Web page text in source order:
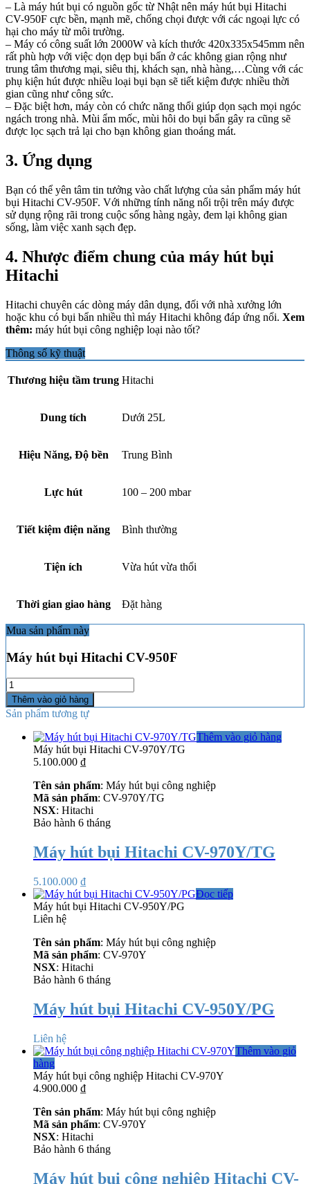
– Là máy hút bụi có nguồn gốc từ Nhật nên máy hút bụi Hitachi
CV-950F cực bền, mạnh mẽ, chống chọi được với các ngoại lực có
hại cho máy từ môi trường.
– Máy có công suất lớn 2000W và kích thước 420x335x545mm nên
rất phù hợp với việc dọn dẹp bụi bẩn ở các không gian rộng như
trung tâm thương mại, siêu thị, khách sạn, nhà hàng,…Cùng với các
phụ kiện hút được nhiều loại bụi bạn sẽ tiết kiệm được nhiều thời
gian cũng như công sức.
– Đặc biệt hơn, máy còn có chức năng thổi giúp dọn sạch mọi ngóc
ngách trong nhà. Mùi ẩm mốc, mùi hôi do bụi bẩn gây ra cũng sẽ
được lọc sạch trả lại cho bạn không gian thoáng mát.
3. Ứng dụng
Bạn có thể yên tâm tin tưởng vào chất lượng của sản phẩm máy hút
bụi Hitachi CV-950F. Với những tính năng nổi trội trên máy được
sử dụng rộng rãi trong cuộc sống hàng ngày, đem lại không gian
sống, làm việc xanh sạch đẹp.
4. Nhược điểm chung của máy hút bụi
Hitachi
Hitachi chuyên các dòng máy dân dụng, đối với nhà xưởng lớn
hoặc khu có bụi bẩn nhiều thì máy Hitachi không đáp ứng nổi. Xem
thêm: máy hút bụi công nghiệp loại nào tốt?
Thông số kỹ thuật
Thương hiệu tầm trung Hitachi
Dung tích Dưới 25L
Hiệu Năng, Độ bền Trung Bình
Lực hút 100 – 200 mbar
Tiết kiệm điện năng Bình thường
Tiện ích Vừa hút vừa thổi
Thời gian giao hàng Đặt hàng
Mua sản phẩm này
Máy hút bụi Hitachi CV-950F
Số
lượng
Thêm vào giỏ hàng
Sản phẩm tương tự
Thêm vào giỏ hàng
Máy hút bụi Hitachi CV-970Y/TG
5.100.000 ₫
Tên sản phẩm: Máy hút bụi công nghiệp
Mã sản phẩm: CV-970Y/TG
NSX: Hitachi
Bảo hành 6 tháng
Máy hút bụi Hitachi CV-970Y/TG
5.100.000 ₫
Đọc tiếp
Máy hút bụi Hitachi CV-950Y/PG
Liên hệ
Tên sản phẩm: Máy hút bụi công nghiệp
Mã sản phẩm: CV-970Y
NSX: Hitachi
Bảo hành 6 tháng
Máy hút bụi Hitachi CV-950Y/PG
Liên hệ
Thêm vào giỏ
hàng
Máy hút bụi công nghiệp Hitachi CV-970Y
4.900.000 ₫
Tên sản phẩm: Máy hút bụi công nghiệp
Mã sản phẩm: CV-970Y
NSX: Hitachi
Bảo hành 6 tháng
Máy hút bụi công nghiệp Hitachi CV-